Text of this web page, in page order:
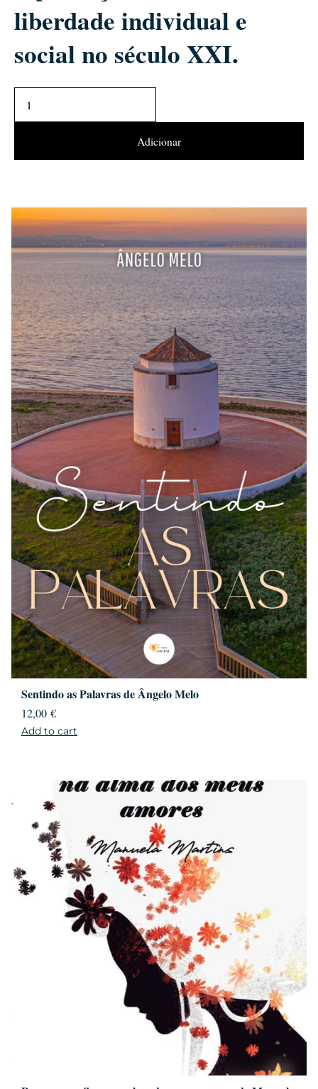
liberdade individual e
social no século XXI.
Adicionar
Sentindo as Palavras de Ângelo Melo
12,00 €
Add to cart